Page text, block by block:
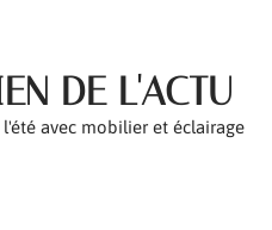
DE L'ACTU